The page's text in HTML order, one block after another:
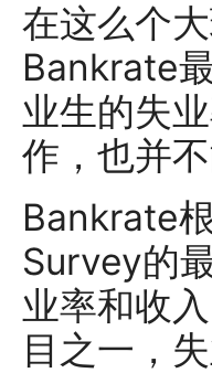
在这么个
Bankrate
业生的失
作，也并
Bankrate
Survey的
业率和收
目之一，